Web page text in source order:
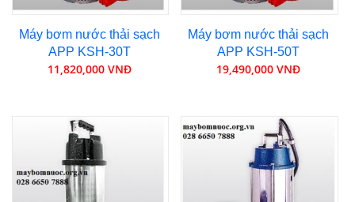
Máy bơm nước thải sạch
APP KSH-30T
11,820,000 VNĐ
Máy bơm nước thải sạch
APP KSH-50T
19,490,000 VNĐ